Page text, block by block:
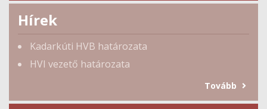
Hírek
Kadarkúti HVB határozata
HVI vezető határozata
Tovább